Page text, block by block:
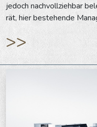
jedoch nachvollziehbar
rät, hier bestehende
>>